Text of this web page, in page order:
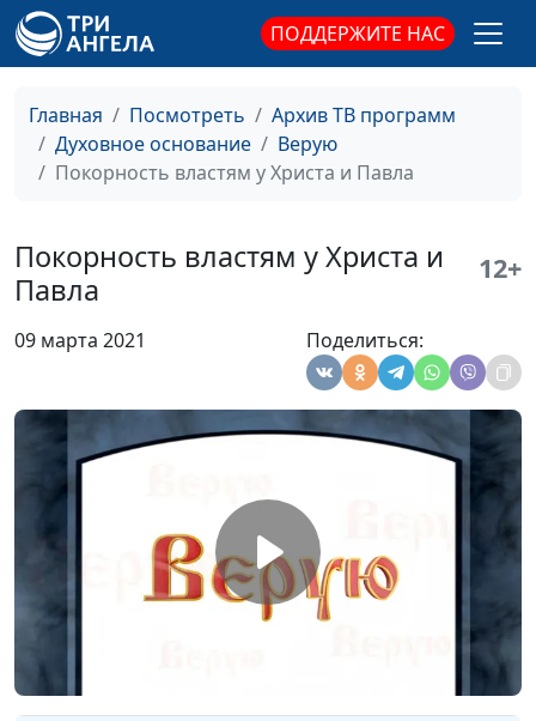
ПОДДЕРЖИТЕ НАС
Главная Посмотреть
Архив ТВ программ
Духовное основание
Верую
Покорность властям у Христа и Павла
Покорность властям у Христа и
Павла
12+
09 марта 2021 Поделиться:
университета
Язычество в
христианстве
Сергей Давидоглу,
библеист, аспирант
Российского
государственного
университета
Народ Божий
библеист, аспирант
Российского
государственного
гуманитарного
Тело как храм Святого
Духа
Валерий Малышев,
Сергей Давидоглу,
библеист, аспирант
Российского